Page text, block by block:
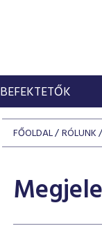
BEFEKTETŐK
FŐOLDAL RÓLUNK